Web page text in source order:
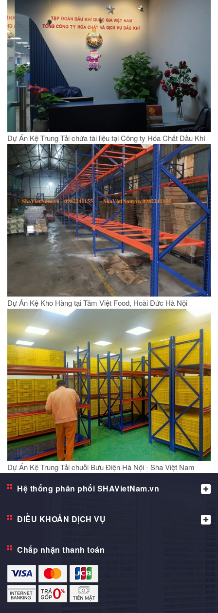
Dự Án Kệ Trung Tải chứa tài liệu tại Công ty Hóa Chất Dầu Khí
Dự Án Kệ Kho Hàng tại Tâm Việt Food, Hoài Đức Hà Nội
Dự Án Kệ Trung Tải chuỗi Bưu Điện Hà Nội - Sha Việt Nam
Hệ thống phân phối SHAVietNam.vn
ĐIỀU KHOẢN DỊCH VỤ
Chấp nhận thanh toán